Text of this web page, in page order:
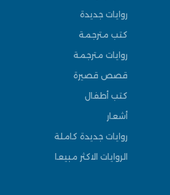
روايات جديدة
كتب مترجمة
روايات مترجمة
قصص قصيرة
كتب أطفال
أشعار
روايات جديدة كاملة
الروايات الاكثر مبيعا